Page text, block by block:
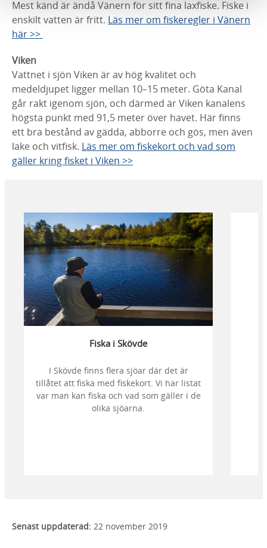
Mest känd är ändå Vänern för sitt fina laxfiske. Fiske i
enskilt vatten är fritt. Läs mer om fiskeregler i Vänern
här >>
Viken
Vattnet i sjön Viken är av hög kvalitet och
medeldjupet ligger mellan 10–15 meter. Göta Kanal
går rakt igenom sjön, och därmed är Viken kanalens
högsta punkt med 91,5 meter över havet. Här finns
ett bra bestånd av gädda, abborre och gös, men även
lake och vitfisk. Läs mer om fiskekort och vad som
gäller kring fisket i Viken >>
Fiska i Skövde
I Skövde finns flera sjöar där det är
tillåtet att fiska med fiskekort. Vi har listat
var man kan fiska och vad som gäller i de
olika sjöarna.
Senast uppdaterad: 22 november 2019